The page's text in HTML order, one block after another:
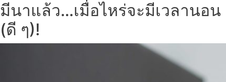
มีนาแล้ว…เมื่อไหร่จะมีเวลานอน
(ดี ๆ)!